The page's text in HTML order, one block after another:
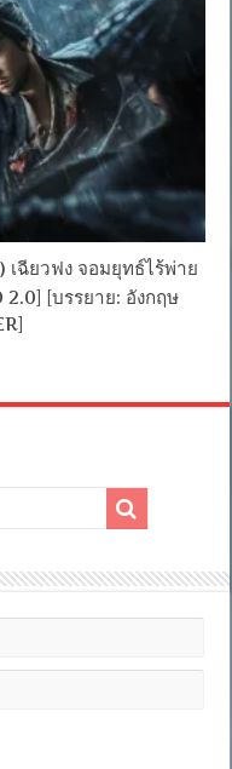
ฉียวฟง จอมยุทธ์ไร้พ่าย
2.0] [บรรยาย: อังกฤษ